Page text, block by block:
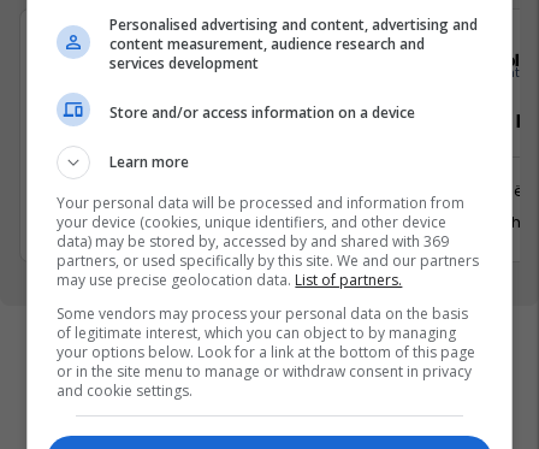
Solace Management Ltd
Sales Development and Marketing
Manager
Prishtinë
29 Gusht 2026
Property
Prishtinë
29 Gusht
Personalised advertising and content, advertising and
content measurement, audience research and
services development
Store and/or access information on a device
Learn more
Your personal data will be processed and information from
your device (cookies, unique identifiers, and other device
data) may be stored by, accessed by and shared with 369
partners, or used specifically by this site. We and our partners
may use precise geolocation data. List of partners.
Some vendors may process your personal data on the basis
of legitimate interest, which you can object to by managing
your options below. Look for a link at the bottom of this page
or in the site menu to manage or withdraw consent in privacy
and cookie settings.